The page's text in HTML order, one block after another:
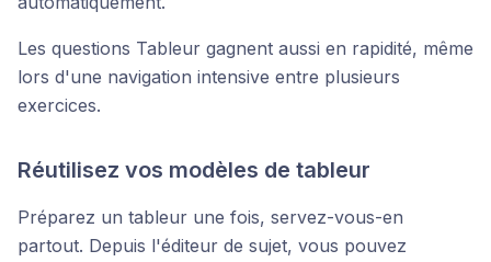
Les questions Tableur gagnent aussi en rapidité, même
lors d'une navigation intensive entre plusieurs
exercices.
Réutilisez vos modèles de tableur
Préparez un tableur une fois, servez-vous-en
partout. Depuis l'éditeur de sujet, vous pouvez